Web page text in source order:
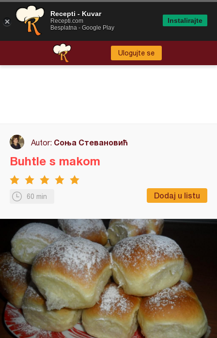
Ulogujte se
Autor: Соња Стевановић
60 min Dodaj u listu
Buhtle s makom
Recepti - Kuvar
Recepti.com
Besplatna - Google Play
Instalirajte